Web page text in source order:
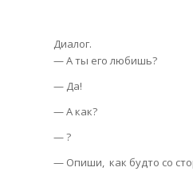
Диалог.
— А ты его любишь?
— Да!
— А как?
— ?
— Опиши, как будто со